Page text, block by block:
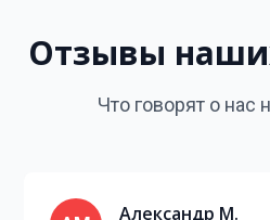
Отзывы
Что говорят о нас
Александр М.